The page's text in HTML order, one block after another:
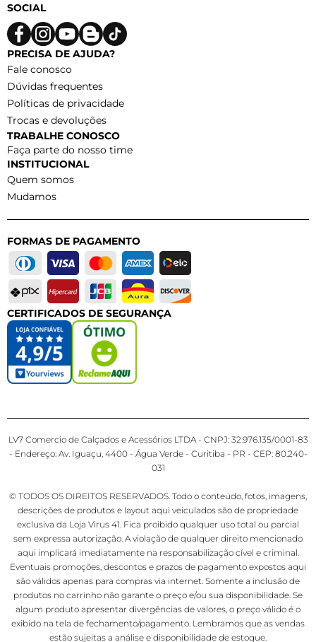
SOCIAL
PRECISA DE AJUDA?
Fale conosco
Dúvidas frequentes
Políticas de privacidade
Trocas e devoluções
TRABALHE CONOSCO
Faça parte do nosso time
INSTITUCIONAL
Quem somos
Mudamos
FORMAS DE PAGAMENTO
CERTIFICADOS DE SEGURANÇA
LV7 Comercio de Calçados e Acessórios LTDA - CNPJ: 32.976.135/0001-83
- Endereço: Av. Iguaçu, 4400 - Água Verde - Curitiba - PR - CEP: 80.240-
031
© TODOS OS DIREITOS RESERVADOS. Todo o conteúdo, fotos, imagens,
descrições de produtos e layout aqui veiculados são de propriedade
exclusiva da Loja Virus 41. Fica proibido qualquer uso total ou parcial
sem expressa autorização. A violação de qualquer direito mencionado
aqui implicará imediatamente na responsabilização cível e criminal.
Eventuais promoções, descontos e prazos de pagamento expostos aqui
são válidos apenas para compras via internet. Somente a inclusão de
produtos no carrinho não garante o preço e/ou sua disponibilidade. Se
algum produto apresentar divergências de valores, o preço válido é o
exibido na tela de fechamento/pagamento. Lembramos que as vendas
estão sujeitas a análise e disponibilidade de estoque.